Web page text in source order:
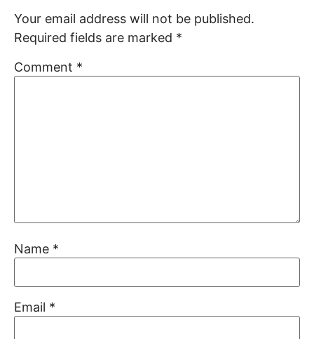
Your email address will not be published.
Required fields are marked *
Comment *
Name *
Email *